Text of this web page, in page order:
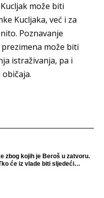
može biti
Kucljaka, već i za
Poznavanje
može biti
istraživanja, pa i
zbog kojih je Beroš u zatvoru.
će iz vlade biti sljedeći